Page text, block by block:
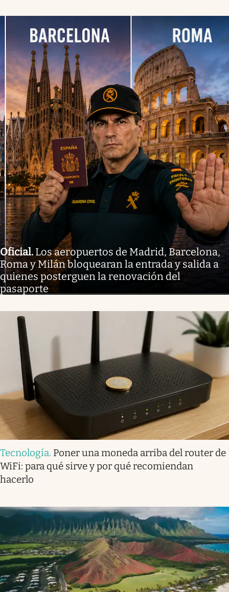
Oficial. Los aeropuertos de Madrid, Barcelona,
Roma y Milán bloquearan la entrada y salida a
quienes posterguen la renovación del
pasaporte
Tecnología. Poner una moneda arriba del router de
WiFi: para qué sirve y por qué recomiendan
hacerlo